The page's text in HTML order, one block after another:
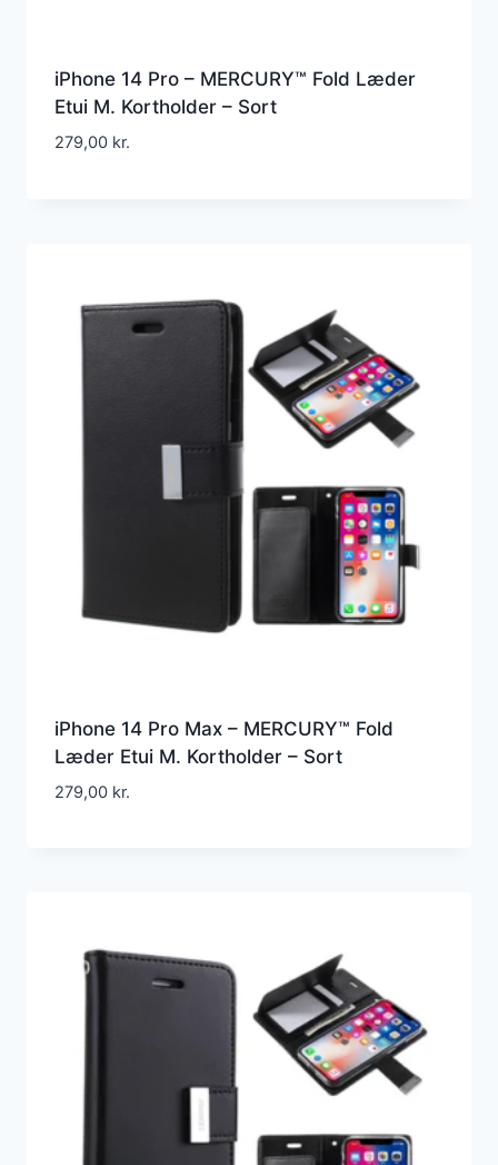
iPhone 14 Pro – MERCURY™ Fold Læder
Etui M. Kortholder – Sort
279,00 kr.
iPhone 14 Pro Max – MERCURY™ Fold
Læder Etui M. Kortholder – Sort
279,00 kr.